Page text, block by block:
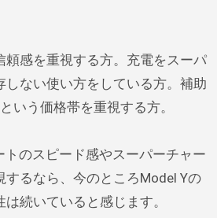
頼感を重視する方。充電をスーパ
しない使い方をしている方。補助
いう価格帯を重視する方。
トのスピード感やスーパーチャー
するなら、今のところModel Yの
続いていると感じます。